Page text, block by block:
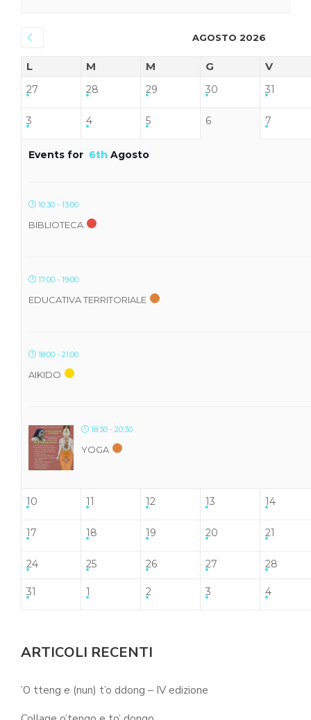
AGOSTO 2026
L M M G V
27 28 29 30 31
3 4 5 6 7
Events for 6th Agosto
10:30 - 13:00
BIBLIOTECA
17:00 - 19:00
EDUCATIVA TERRITORIALE
18:00 - 21:00
AIKIDO
18:30 - 20:30
YOGA
10 11 12 13 14
17 18 19 20 21
24 25 26 27 28
31 1 2 3 4
ARTICOLI RECENTI
’O tteng e (nun) t’o ddong – IV edizione